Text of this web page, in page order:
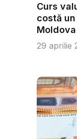
Curs
costă
Moldova
29 aprilie